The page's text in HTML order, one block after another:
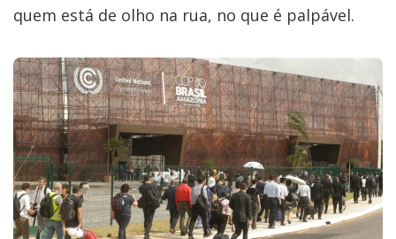
quem está de olho na rua, no que é palpável.